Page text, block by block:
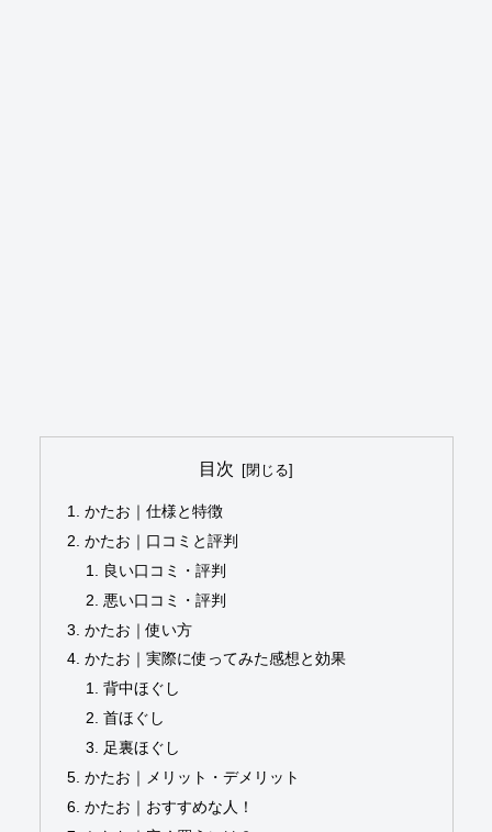
目次
かたお｜仕様と特徴
かたお｜口コミと評判
良い口コミ・評判
悪い口コミ・評判
かたお｜使い方
かたお｜実際に使ってみた感想と効果
背中ほぐし
首ほぐし
足裏ほぐし
かたお｜メリット・デメリット
かたお｜おすすめな人！